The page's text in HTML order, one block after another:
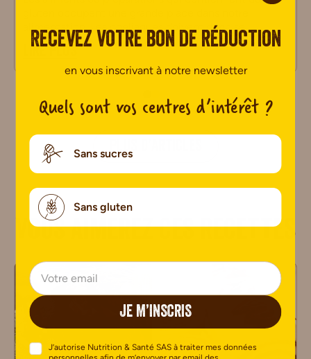
alimentation. Les coeliaques doivent donc se
PLUS D’ARTICLES
Vous aimerez ces recettes
Recevez votre bon de réduction
en vous inscrivant à notre newsletter
Quels sont vos centres d’intérêt ?
Sans sucres
Sans gluten
JE M’INSCRIS
J’autorise Nutrition & Santé SAS à traiter mes données